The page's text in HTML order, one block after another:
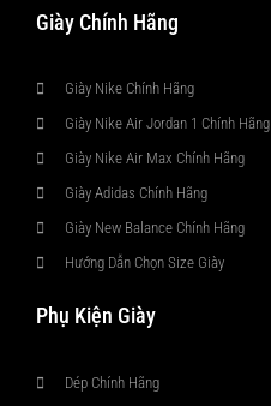
Giày Chính Hãng
Giày Nike Chính Hãng
Giày Nike Air Jordan 1 Chính Hãng
Giày Nike Air Max Chính Hãng
Giày Adidas Chính Hãng
Giày New Balance Chính Hãng
Hướng Dẫn Chọn Size Giày
Phụ Kiện Giày
Dép Chính Hãng